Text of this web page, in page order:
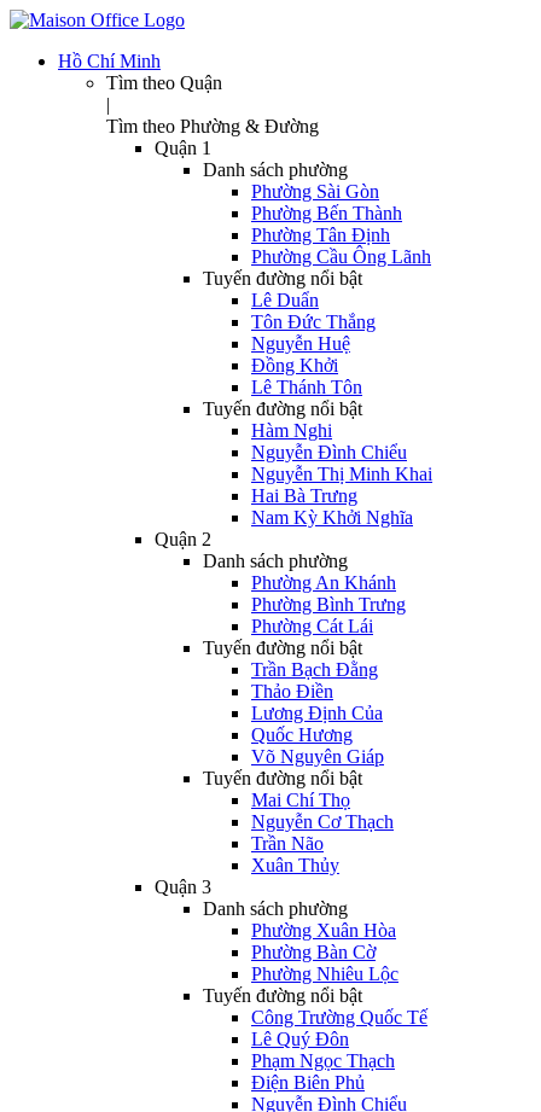
Hồ Chí Minh
Tìm theo Quận
|
Tìm theo Phường & Đường
Quận 1
Danh sách phường
Phường Sài Gòn
Phường Bến Thành
Phường Tân Định
Phường Cầu Ông Lãnh
Tuyến đường nổi bật
Lê Duẩn
Tôn Đức Thắng
Nguyễn Huệ
Đồng Khởi
Lê Thánh Tôn
Tuyến đường nổi bật
Hàm Nghi
Nguyễn Đình Chiểu
Nguyễn Thị Minh Khai
Hai Bà Trưng
Nam Kỳ Khởi Nghĩa
Quận 2
Danh sách phường
Phường An Khánh
Phường Bình Trưng
Phường Cát Lái
Tuyến đường nổi bật
Trần Bạch Đằng
Thảo Điền
Lương Định Của
Quốc Hương
Võ Nguyên Giáp
Tuyến đường nổi bật
Mai Chí Thọ
Nguyễn Cơ Thạch
Trần Não
Xuân Thủy
Quận 3
Danh sách phường
Phường Xuân Hòa
Phường Bàn Cờ
Phường Nhiêu Lộc
Tuyến đường nổi bật
Công Trường Quốc Tế
Lê Quý Đôn
Phạm Ngọc Thạch
Điện Biên Phủ
Nguyễn Đình Chiểu